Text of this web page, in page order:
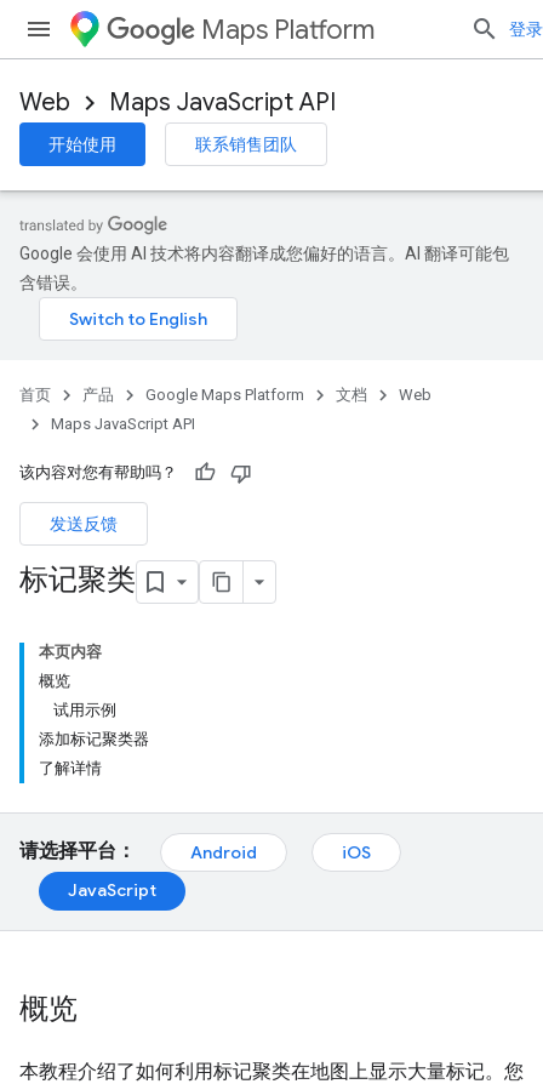
Maps Platform 登录
Web Maps JavaScript API
开始使用 联系销售团队
Google 会使用 AI 技术将内容翻译成您偏好的语言。AI 翻译可能包
含错误。
首页 产品 Google Maps Platform 文档
Web
Maps JavaScript API
该内容对您有帮助吗？
发送反馈
标记聚类
本页内容
概览
试用示例
添加标记聚类器
了解详情
请选择平台： Android
iOS
JavaScript
概览
本教程介绍了如何利用标记聚类在地图上显示大量标记。您